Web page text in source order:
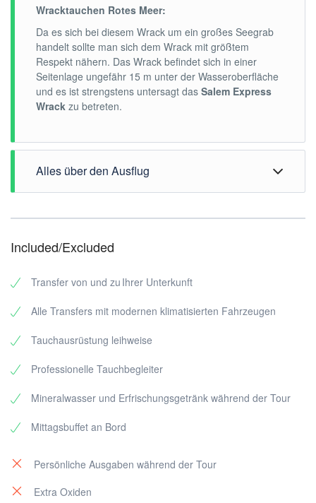
Wracktauchen Rotes Meer:
Da es sich bei diesem Wrack um ein großes Seegrab
handelt sollte man sich dem Wrack mit größtem
Respekt nähern. Das Wrack befindet sich in einer
Seitenlage ungefähr 15 m unter der Wasseroberfläche
und es ist strengstens untersagt das Salem Express
Wrack zu betreten.
Alles über den Ausflug
ABHOLPUNKT: El Gouna Hotel
Tauchführer:
Alle unsere Tauchführer sind erfahrene Padi Taucher
Boote sind modernst ausgestattet
Um die Buchung zu sichern, ist eine 25 % Anzahlung
des Reisepreises fällig, dieses kann online per
Included/Excluded
Transfer von und zu Ihrer Unterkunft
Alle Transfers mit modernen klimatisierten Fahrzeugen
Tauchausrüstung leihweise
Professionelle Tauchbegleiter
Mineralwasser und Erfrischungsgetränk während der Tour
Mittagsbuffet an Bord
Persönliche Ausgaben während der Tour
Extra Oxiden